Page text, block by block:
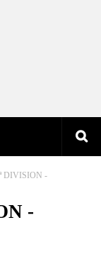
DIVISION -
-